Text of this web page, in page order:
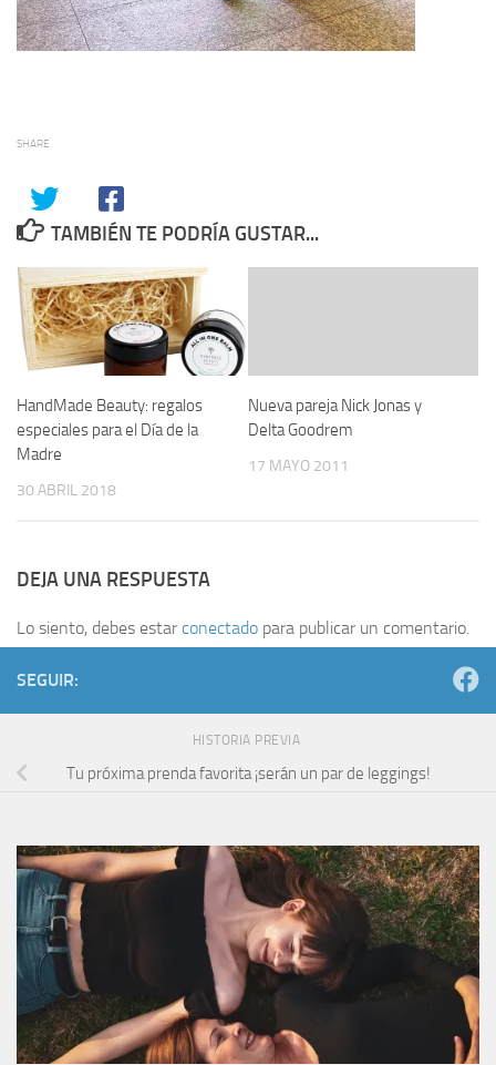
SHARE
TAMBIÉN TE PODRÍA GUSTAR...
HandMade Beauty: regalos
especiales para el Día de la
Madre
30 ABRIL 2018
Nueva pareja Nick Jonas y
Delta Goodrem
17 MAYO 2011
DEJA UNA RESPUESTA
Lo siento, debes estar conectado para publicar un comentario.
SEGUIR:
HISTORIA PREVIA
Tu próxima prenda favorita ¡serán un par de leggings!